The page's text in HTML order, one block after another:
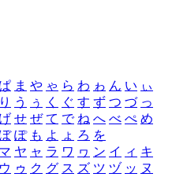
ぱ ま や ゃ ら わ ゎ ん い ぃ
り う ぅ く ぐ す ず つ づ っ
げ せ ぜ て で ね へ べ ぺ め
ぽ も よ ょ ろ を
マ ヤ ャ ラ ワ ヮ ン イ ィ キ
ウ ゥ ク グ ス ズ ツ ヅ ッ ヌ